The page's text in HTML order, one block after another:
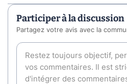
Participer à la discussion
Partagez votre avis avec la